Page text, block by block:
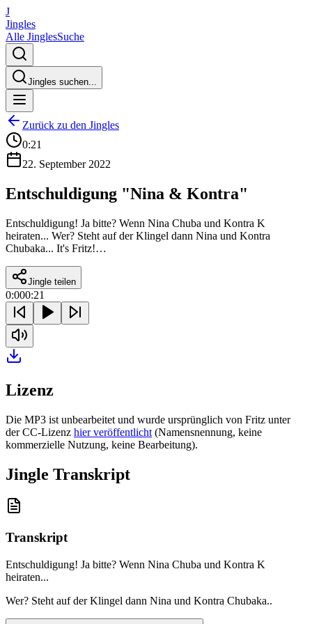
J
Jingles
Alle JinglesSuche
Jingles suchen...
Zurück zu den Jingles
0:21
22. September 2022
Entschuldigung "Nina & Kontra"
Entschuldigung! Ja bitte? Wenn Nina Chuba und Kontra K
heiraten... Wer? Steht auf der Klingel dann Nina und Kontra
Chubaka... It's Fritz!…
Jingle teilen
0:000:21
Lizenz
Die MP3 ist unbearbeitet und wurde ursprünglich von Fritz unter
der CC-Lizenz hier veröffentlicht (Namensnennung, keine
kommerzielle Nutzung, keine Bearbeitung).
Jingle Transkript
Transkript
Entschuldigung! Ja bitte? Wenn Nina Chuba und Kontra K
heiraten...
Wer? Steht auf der Klingel dann Nina und Kontra Chubaka..